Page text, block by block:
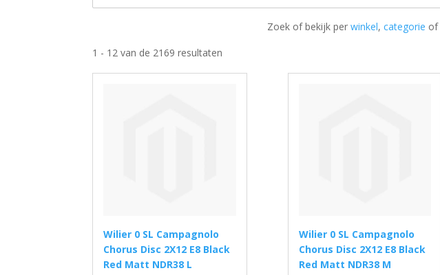
Zoek of bekijk per winkel, categorie of
1 - 12 van de 2169 resultaten
Wilier 0 SL Campagnolo
Chorus Disc 2X12 E8 Black
Red Matt NDR38 L
Wilier 0 SL Campagnolo
Chorus Disc 2X12 E8 Black
Red Matt NDR38 M